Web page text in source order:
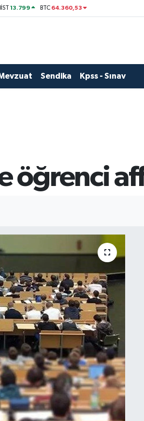
13.799 BTC 64.360,53
Sendika Kpss - Sınav
öğrenci